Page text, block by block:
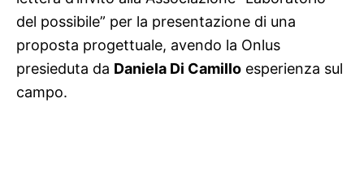
del possibile” per la presentazione di una
proposta progettuale, avendo la Onlus
presieduta da Daniela Di Camillo esperienza sul
campo.